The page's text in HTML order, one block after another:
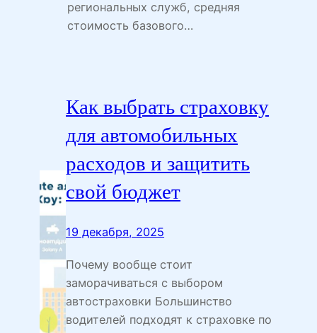
региональных служб, средняя
стоимость базового…
Как выбрать страховку
для автомобильных
расходов и защитить
свой бюджет
19 декабря, 2025
Почему вообще стоит
заморачиваться с выбором
автостраховки Большинство
водителей подходят к страховке по